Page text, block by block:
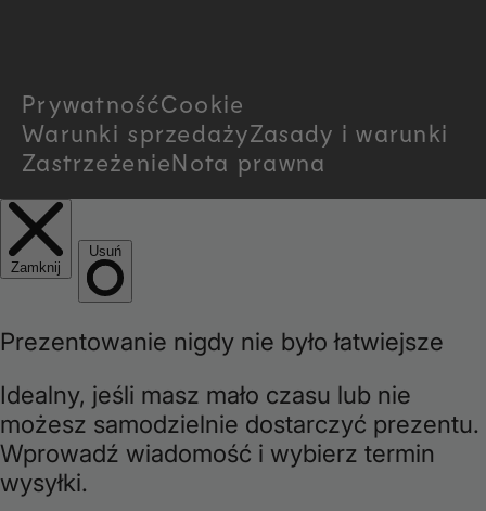
y
/
r
e
g
i
o
n
PrywatnośćCookie
Warunki sprzedażyZasady i warunki
ZastrzeżenieNota prawna